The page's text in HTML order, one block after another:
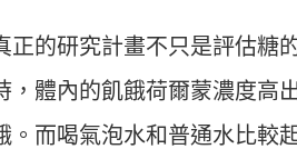
正的研究計畫不只是評估糖
，體內的飢餓荷爾蒙濃度高
。而喝氣泡水和普通水比較